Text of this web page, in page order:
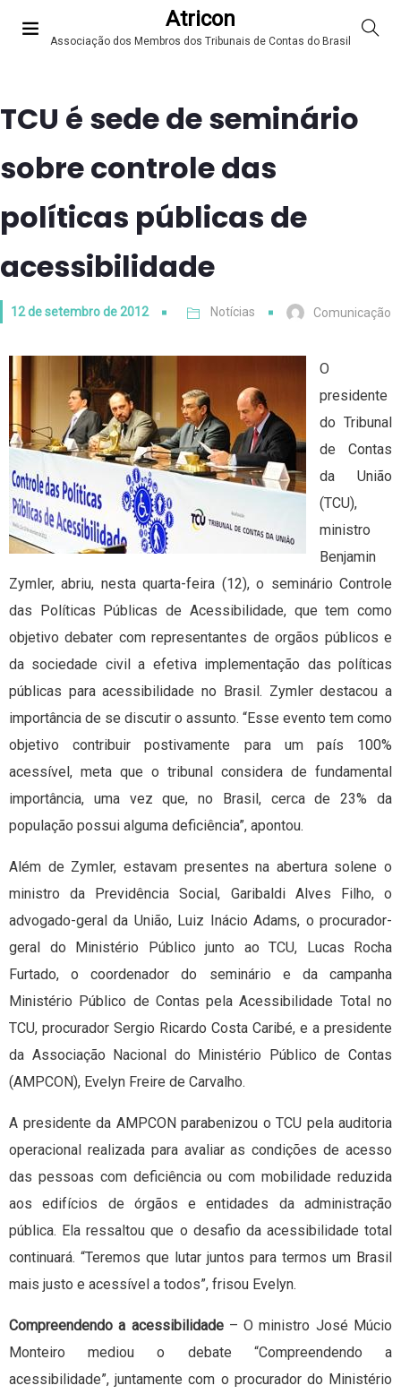
Atricon
Associação dos Membros dos Tribunais de Contas do Brasil
TCU é sede de seminário
sobre controle das
políticas públicas de
acessibilidade
12 de setembro de 2012 Notícias Comunicação
O
presidente
do Tribunal
de Contas
da União
(TCU),
ministro
Benjamin
Zymler, abriu, nesta quarta-feira (12), o seminário Controle
das Políticas Públicas de Acessibilidade, que tem como
objetivo debater com representantes de orgãos públicos e
da sociedade civil a efetiva implementação das políticas
públicas para acessibilidade no Brasil. Zymler destacou a
importância de se discutir o assunto. “Esse evento tem como
objetivo contribuir postivamente para um país 100%
acessível, meta que o tribunal considera de fundamental
importância, uma vez que, no Brasil, cerca de 23% da
população possui alguma deficiência”, apontou.
Além de Zymler, estavam presentes na abertura solene o
ministro da Previdência Social, Garibaldi Alves Filho, o
advogado-geral da União, Luiz Inácio Adams, o procurador-
geral do Ministério Público junto ao TCU, Lucas Rocha
Furtado, o coordenador do seminário e da campanha
Ministério Público de Contas pela Acessibilidade Total no
TCU, procurador Sergio Ricardo Costa Caribé, e a presidente
da Associação Nacional do Ministério Público de Contas
(AMPCON), Evelyn Freire de Carvalho.
A presidente da AMPCON parabenizou o TCU pela auditoria
operacional realizada para avaliar as condições de acesso
das pessoas com deficiência ou com mobilidade reduzida
aos edifícios de órgãos e entidades da administração
pública. Ela ressaltou que o desafio da acessibilidade total
continuará. “Teremos que lutar juntos para termos um Brasil
mais justo e acessível a todos”, frisou Evelyn.
Compreendendo a acessibilidade– O ministro José Múcio
Monteiro mediou o debate “Compreendendo a
acessibilidade”, juntamente com o procurador do Ministério